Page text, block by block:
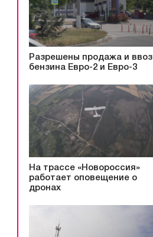
Разрешены продажа и ввоз
бензина Евро-2 и Евро-3
На трассе «Новороссия»
работает оповещение о
дронах